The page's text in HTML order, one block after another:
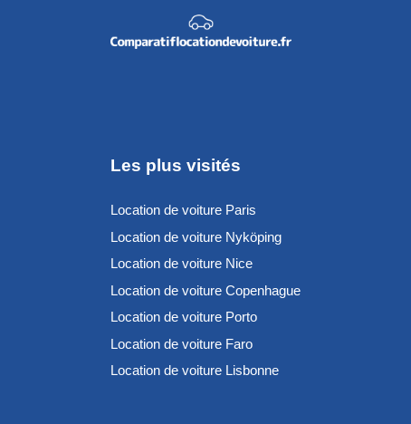
Les plus visités
Location de voiture Paris
Location de voiture Nyköping
Location de voiture Nice
Location de voiture Copenhague
Location de voiture Porto
Location de voiture Faro
Location de voiture Lisbonne